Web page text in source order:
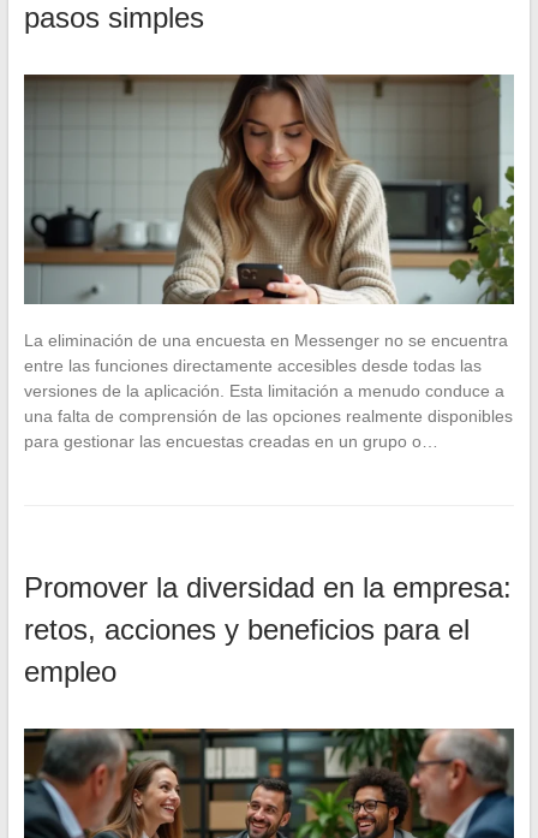
pasos simples
La eliminación de una encuesta en Messenger no se encuentra
entre las funciones directamente accesibles desde todas las
versiones de la aplicación. Esta limitación a menudo conduce a
una falta de comprensión de las opciones realmente disponibles
para gestionar las encuestas creadas en un grupo o…
Promover la diversidad en la empresa:
retos, acciones y beneficios para el
empleo